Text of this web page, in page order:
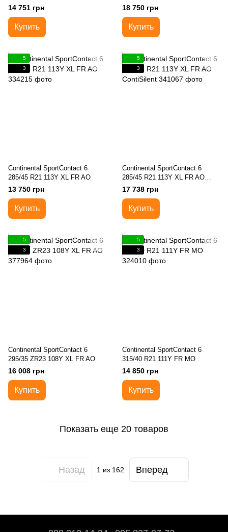
14 751 грн
Купить
ContiSilent
18 750 грн
Купить
5
3
Continental SportContact 6
285/45 R21 113Y XL FR AO
13 750 грн
Купить
5
3
Continental SportContact 6
285/45 R21 113Y XL FR AO
ContiSilent
17 738 грн
Купить
5
3
Continental SportContact 6
295/35 ZR23 108Y XL FR AO
16 008 грн
Купить
5
3
Continental SportContact 6
315/40 R21 111Y FR MO
14 850 грн
Купить
Показать еще 20 товаров
Назад 1 из 162 Вперед